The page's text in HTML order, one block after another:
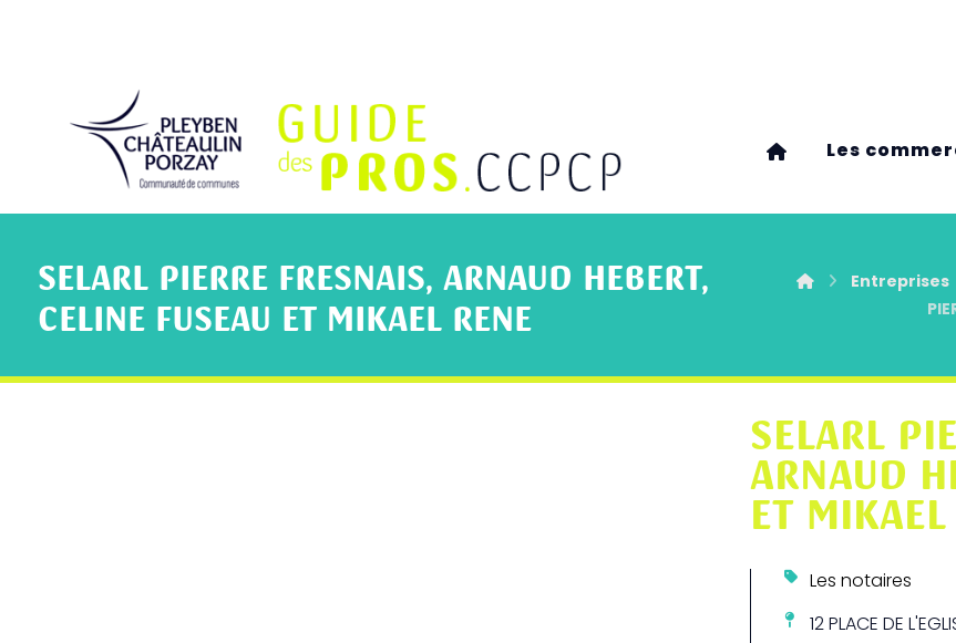
Les
SELARL PIERRE FRESNAIS, ARNAUD HEBERT,
CELINE FUSEAU ET MIKAEL RENE
Entreprises
SELARL
ARNAUD
ET MIKAEL
Les notaires
12 PLACE DE